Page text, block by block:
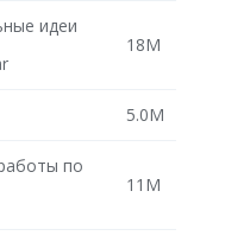
идеи
18M
5.0M
по
11M